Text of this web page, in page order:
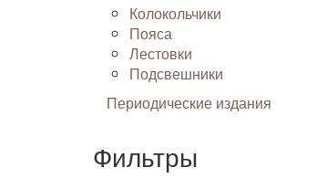
Колокольчики
Пояса
Лестовки
Подсвешники
Периодические издания
Фильтры